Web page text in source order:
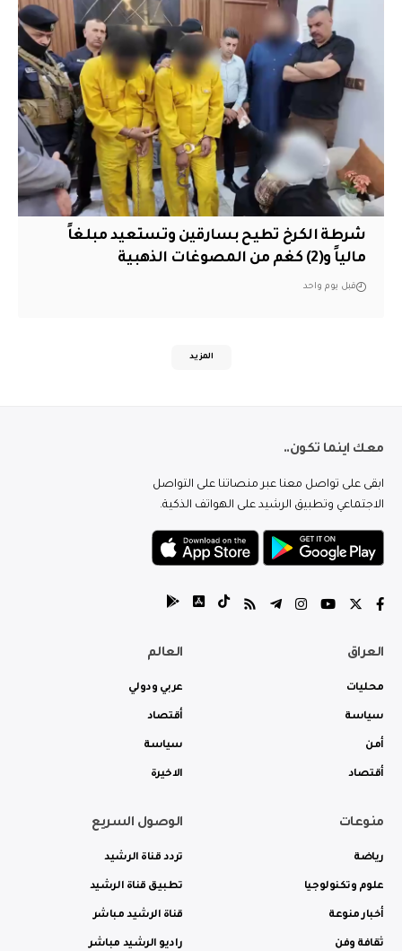
شرطة الكرخ تطيح بسارقين وتستعيد مبلغاً
مالياً و(2) كغم من المصوغات الذهبية
قبل يوم واحد
المزيد
معك اينما تكون..
ابقى على تواصل معنا عبر منصاتنا على التواصل
الاجتماعي وتطبيق الرشيد على الهواتف الذكية.
العراق
محليات
سياسة
أمن
أقتصاد
العالم
عربي ودولي
أقتصاد
سياسة
الاخيرة
منوعات
رياضة
علوم وتكنولوجيا
أخبار منوعة
ثقافة وفن
الوصول السريع
تردد قناة الرشيد
تطبيق قناة الرشيد
قناة الرشيد مباشر
راديو الرشيد مباشر